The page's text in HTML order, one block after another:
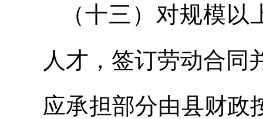
（十三）对规模
人才，签订劳动合同
应承担部分由县财政